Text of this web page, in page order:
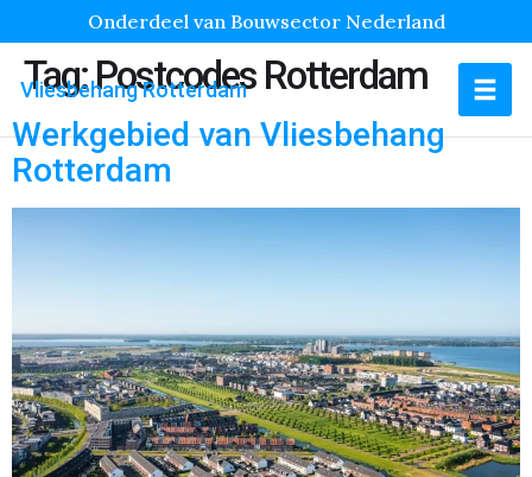
Onderdeel van Bouwsector Nederland
Vliesbehang Rotterdam
Tag:Postcodes Rotterdam
Werkgebied van Vliesbehang
Rotterdam